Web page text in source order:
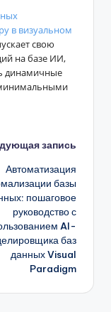
в визуальном
свою
на базе ИИ,
динамичные
запись
Автоматизация
базы
пошаговое
руководство с
AI-
баз
данных Visual
Paradigm